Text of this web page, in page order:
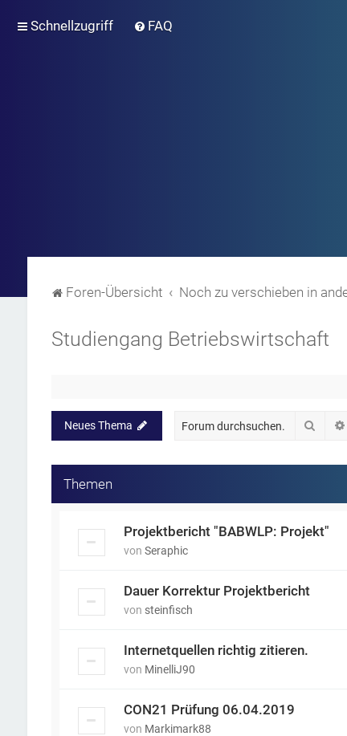
Schnellzugriff FAQ
Foren-Übersicht Noch zu verschieben in
Studiengang Betriebswirtschaft
Neues Thema Suche
Themen
Projektbericht "BABWLP: Projekt"
von Seraphic
Dauer Korrektur Projektbericht
von steinfisch
Internetquellen richtig zitieren.
von MinelliJ90
CON21 Prüfung 06.04.2019
von Markimark88